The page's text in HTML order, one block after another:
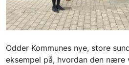
Odder Kommunes nye, store
eksempel på, hvordan den